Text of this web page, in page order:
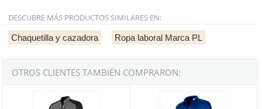
DESCUBRE MÁS PRODUCTOS SIMILARES EN:
Chaquetilla y cazadora Ropa laboral Marca PL
OTROS CLIENTES TAMBIÉN COMPRARON: